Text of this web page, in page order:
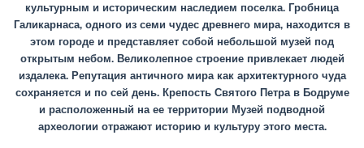
культурным и историческим наследием поселка. Гробница
Галикарнаса, одного из семи чудес древнего мира, находится в
этом городе и представляет собой небольшой музей под
открытым небом. Великолепное строение привлекает людей
издалека. Репутация античного мира как архитектурного чуда
сохраняется и по сей день. Крепость Святого Петра в Бодруме
и расположенный на ее территории Музей подводной
археологии отражают историю и культуру этого места.